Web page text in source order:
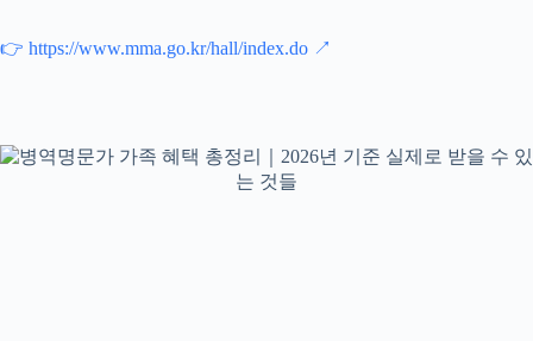
👉 https://www.mma.go.kr/hall/index.do ↗